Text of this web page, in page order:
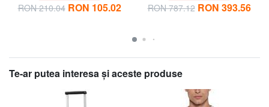
RON 210.04 RON 105.02 RON 787.12 RON 393.56
Te-ar putea interesa şi aceste produse